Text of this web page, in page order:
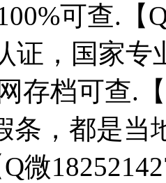
可查.【
证，国家
存档可查.
条，都是当
微